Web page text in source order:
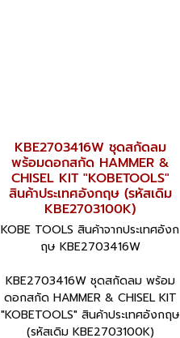
KBE2703416W ชุดสกัดลม
พร้อมดอกสกัด HAMMER &
CHISEL KIT "KOBETOOLS"
สินค้าประเทศอังกฤษ (รหัสเดิม
KBE2703100K)
KOBE TOOLS สินค้าจากประเทศอังก
ฤษ KBE2703416W
KBE2703416W ชุดสกัดลม พร้อม
ดอกสกัด HAMMER & CHISEL KIT
"KOBETOOLS" สินค้าประเทศอังกฤษ
(รหัสเดิม KBE2703100K)